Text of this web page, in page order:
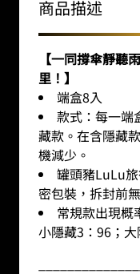
商品描述
【一同撐傘靜聽
里！ 】
端盒8入
款式：每一端
藏款。在含隱藏
機減少。
罐頭豬LuLu
密包裝，拆封前
常規款出現概
小隱藏3：96；大